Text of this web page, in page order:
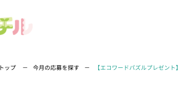
トップ 今月の応募を探す 【エコワードパズルプレゼン